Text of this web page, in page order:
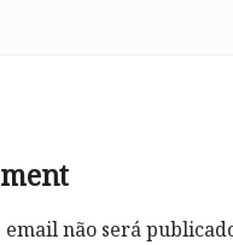
email não será